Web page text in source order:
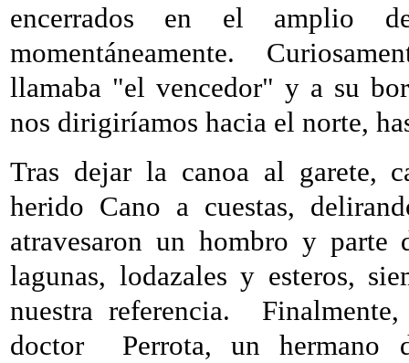
encerrados en el amplio
momentáneamente.
llamaba "el vencedor" y a su
nos dirigiríamos hacia el norte,
Tras dejar la canoa al garete,
herido Cano a cuestas,
atravesaron un hombro y parte
lagunas, lodazales y esteros,
nuestra referencia.
doctor
Perrota, un